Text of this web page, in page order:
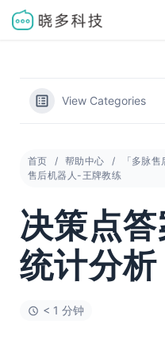
View Categories
首页 帮助中心
「多脉
售后机器人-王牌教练
决策点
统计分析
< 1 分钟